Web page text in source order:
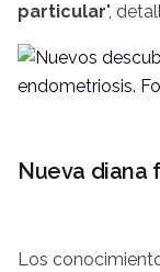
particular",
Nueva diana
Los